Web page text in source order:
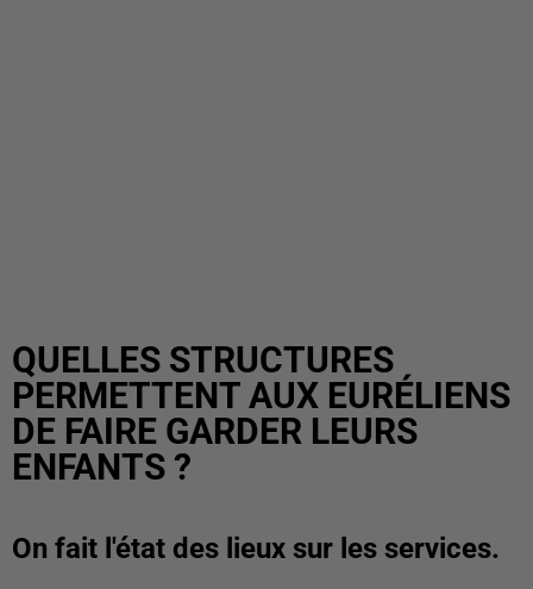
QUELLES STRUCTURES
PERMETTENT AUX EURÉLIENS
DE FAIRE GARDER LEURS
ENFANTS ?
On fait l'état des lieux sur les services.